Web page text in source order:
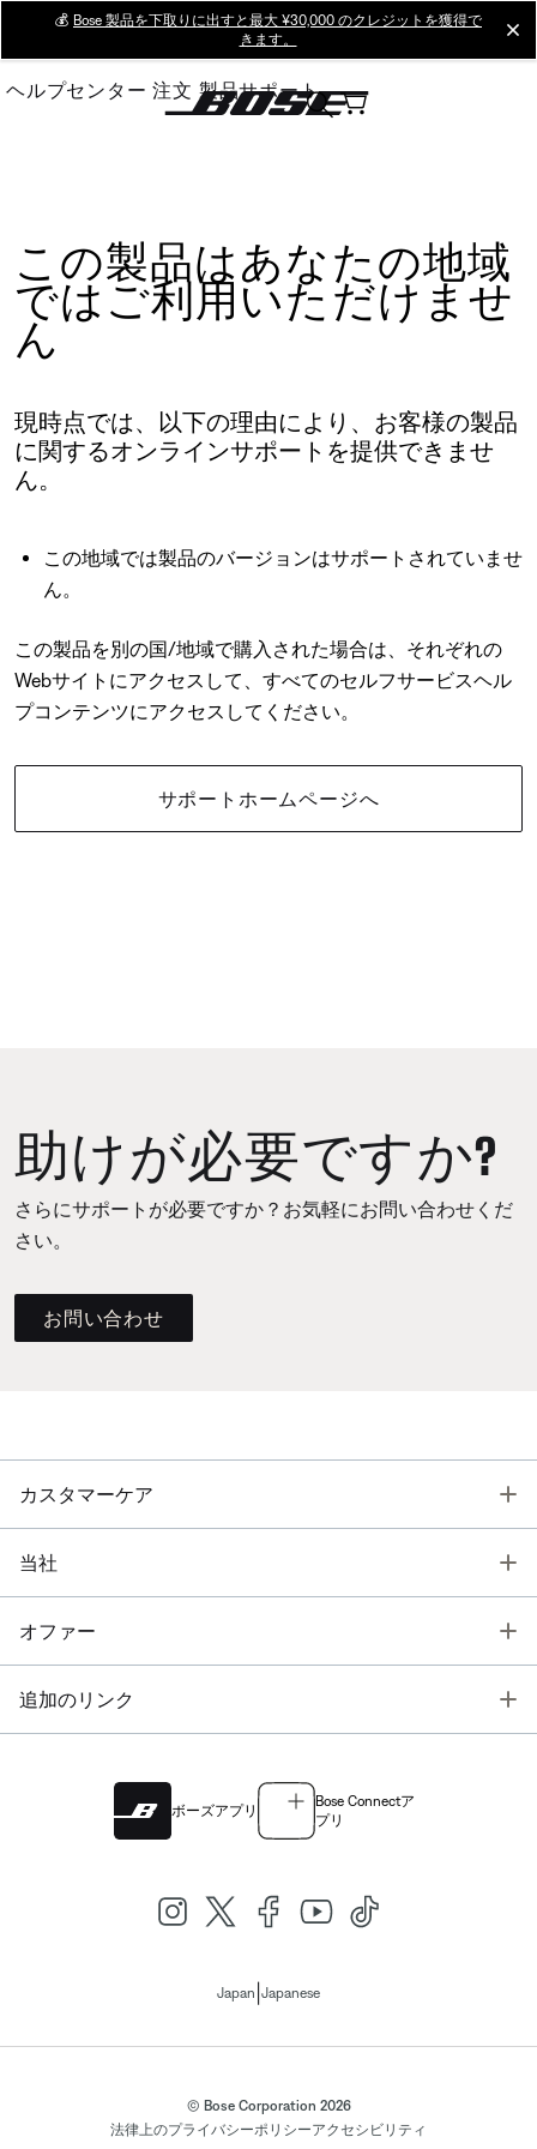
Main
💰 Bose 製品を下取りに出すと最大 ¥30,000 のクレジットを獲得で
きます。
ヘルプセンター 注文 製品サポート
この製品はあなたの地域
ではご利用いただけませ
ん
現時点では、以下の理由により、お客様の製品
に関するオンラインサポートを提供できませ
ん。
この地域では製品のバージョンはサポートされていませ
ん。
この製品を別の国/地域で購入された場合は、それぞれの
Webサイトにアクセスして、すべてのセルフサービスヘル
プコンテンツにアクセスしてください。
サポートホームページへ
助けが必要ですか?
さらにサポートが必要ですか？お気軽にお問い合わせくだ
さい。
お問い合わせ
カスタマーケア
当社
オファー
追加のリンク
ボーズアプリ
Bose Connectア
プリ
Japan Japanese
© Bose Corporation 2026
法律上のプライバシーポリシーアクセシビリティ